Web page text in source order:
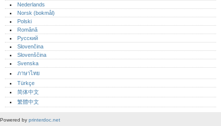
Nederlands
Norsk (bokmål)‎
Polski
Română
Русский
Slovenčina
Slovenščina
Svenska
ภาษาไทย
Türkçe
简体中文
繁體中文
Powered by printerdoc.net